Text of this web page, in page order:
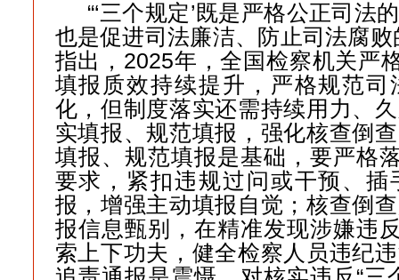
“‘三个规定’既是严格公正司法
也是促进司法廉洁、防止司法腐败
指出，2025年，全国检察机关严
填报质效持续提升，严格规范司
化，但制度落实还需持续用力、
实填报、规范填报，强化核查倒
填报、规范填报是基础，要严格
要求，紧扣违规过问或干预、插
报，增强主动填报自觉；核查倒
报信息甄别，在精准发现涉嫌违
索上下功夫，健全检察人员违纪